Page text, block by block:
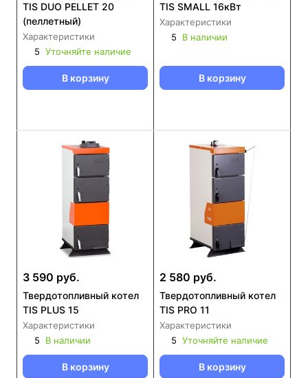
TIS DUO PELLET 20
(пеллетный)
Характеристики
5 Уточняйте наличие
В корзину
TIS SMALL 16кВт
Характеристики
5
В наличии
В корзину
3 590 руб.
Твердотопливный котел
TIS PLUS 15
Характеристики
5
В наличии
В корзину
2 580 руб.
Твердотопливный котел
TIS PRO 11
Характеристики
5 Уточняйте наличие
В корзину